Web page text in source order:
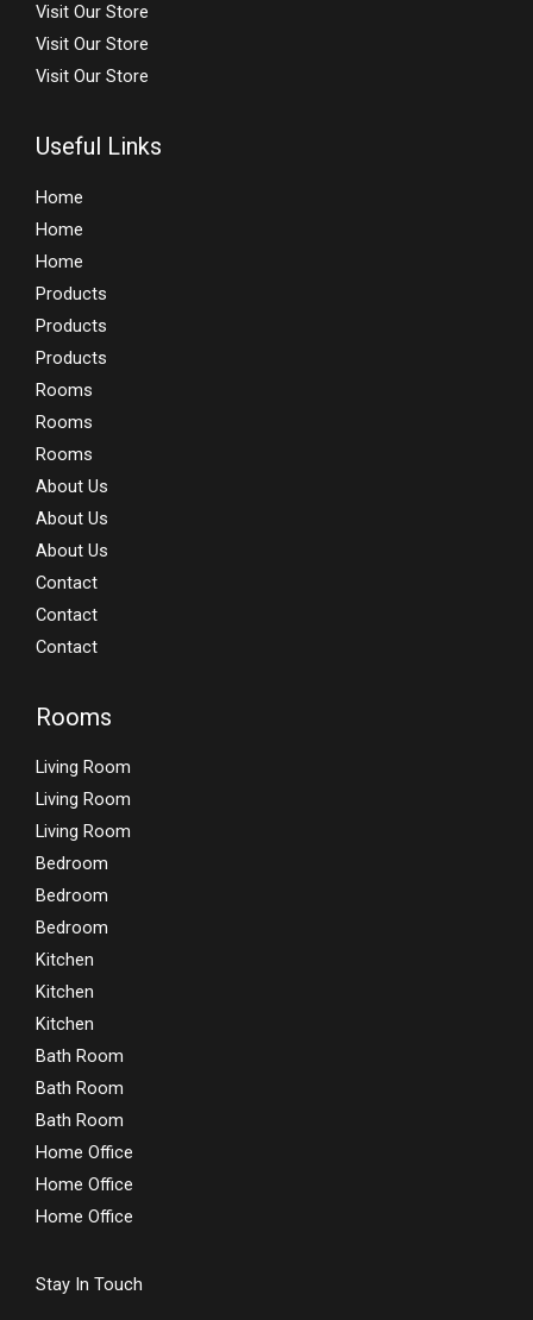
Visit Our Store
Visit Our Store
Visit Our Store
Useful Links
Home
Home
Home
Products
Products
Products
Rooms
Rooms
Rooms
About Us
About Us
About Us
Contact
Contact
Contact
Rooms
Living Room
Living Room
Living Room
Bedroom
Bedroom
Bedroom
Kitchen
Kitchen
Kitchen
Bath Room
Bath Room
Bath Room
Home Office
Home Office
Home Office
Stay In Touch